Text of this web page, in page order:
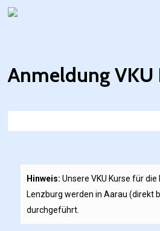
Skip
Anmeldung VKU
Hinweis: Unsere VKU Kurse für
Lenzburg werden in Aarau (direkt
durchgeführt.